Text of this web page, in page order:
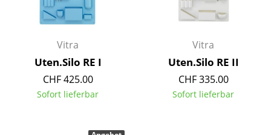
Kinderzimmer
Badezimmer
Vitra
Uten.Silo RE I
CHF 425.00
Sofort lieferbar
Vitra
Uten.Silo RE II
CHF 335.00
Sofort lieferbar